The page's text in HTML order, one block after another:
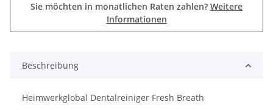
Sie möchten in monatlichen Raten zahlen? Weitere
Informationen
Beschreibung
Heimwerkglobal Dentalreiniger Fresh Breath